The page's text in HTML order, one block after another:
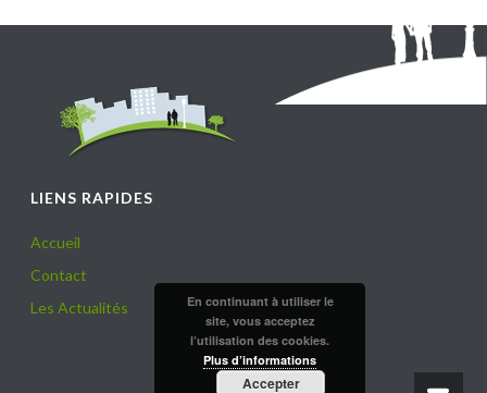
LIENS RAPIDES
Accueil
Contact
Les Actualités
En continuant à utiliser le
site, vous acceptez
l’utilisation des cookies.
Plus d’informations
Accepter